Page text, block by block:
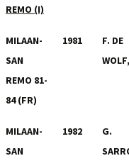
REMO (I)
MILAAN-
SAN
REMO (I)
1984
MILAAN-
SAN
REMO 81-
84 (FR)
1981
F. DE
MILAAN-
SAN
1982
G.